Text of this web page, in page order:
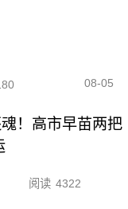
08-05
！高市早苗两把
阅读 4322